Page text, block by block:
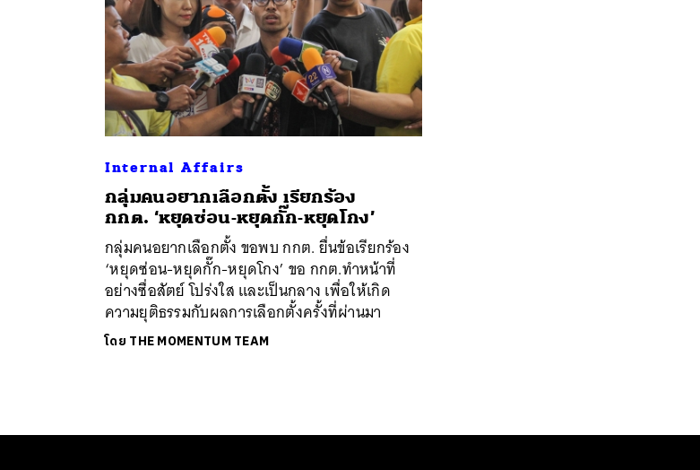
Internal Affairs
กลุ่มคนอยากเลือกตั้ง เรียกร้อง
กกต. ‘หยุดซ่อน-หยุดกั๊ก-หยุดโกง’
กลุ่มคนอยากเลือกตั้ง ขอพบ กกต. ยื่นข้อเรียกร้อง
‘หยุดซ่อน-หยุดกั๊ก-หยุดโกง’ ขอ กกต.ทำหน้าที่
อย่างซื่อสัตย์ โปร่งใส และเป็นกลาง เพื่อให้เกิด
ความยุติธรรมกับผลการเลือกตั้งครั้งที่ผ่านมา
โดย THE MOMENTUM TEAM